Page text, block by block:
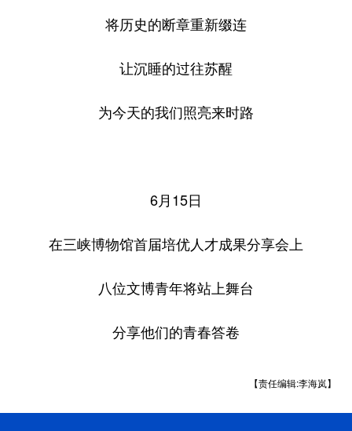
将历史的断章重新缀连
让沉睡的过往苏醒
为今天的我们照亮来时路
6月15日
在三峡博物馆首届培优人才成果分享会上
八位文博青年将站上舞台
分享他们的青春答卷
【责任编辑:李海岚】